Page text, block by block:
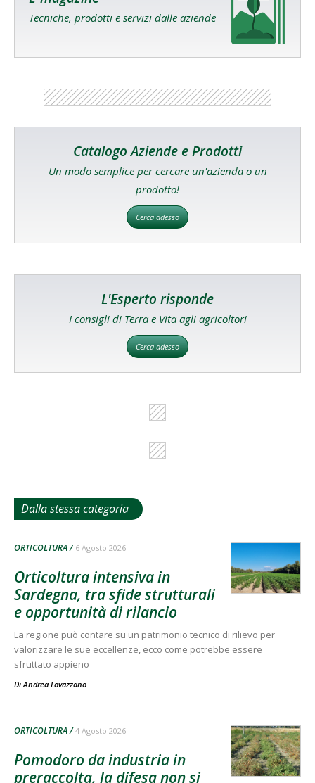
Tecniche, prodotti e servizi dalle aziende
Catalogo Aziende e Prodotti
Un modo semplice per cercare un'azienda o un
prodotto!
Cerca adesso
L'Esperto risponde
I consigli di Terra e Vita agli agricoltori
Cerca adesso
Dalla stessa categoria
ORTICOLTURA 6 Agosto 2026
Orticoltura intensiva in
Sardegna, tra sfide strutturali
e opportunità di rilancio
La regione può contare su un patrimonio tecnico di rilievo per
valorizzare le sue eccellenze, ecco come potrebbe essere
sfruttato appieno
Di Andrea Lovazzano
ORTICOLTURA 4 Agosto 2026
Pomodoro da industria in
preraccolta, la difesa non si